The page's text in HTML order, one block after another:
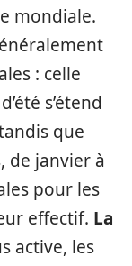
mondiale.
: celle
s’étend
que
de janvier à
pour les
effectif. La
active, les